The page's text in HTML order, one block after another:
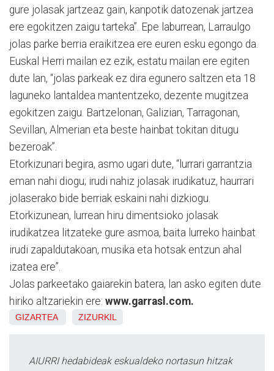
gure jolasak jartzeaz gain, kanpotik datozenak jartzea
ere egokitzen zaigu tarteka”. Epe laburrean, Larraulgo
jolas parke berria eraikitzea ere euren esku egongo da.
Euskal Herri mailan ez ezik, estatu mailan ere egiten
dute lan, “jolas parkeak ez dira egunero saltzen eta 18
laguneko lantaldea mantentzeko, dezente mugitzea
egokitzen zaigu. Bartzelonan, Galizian, Tarragonan,
Sevillan, Almerian eta beste hainbat tokitan ditugu
bezeroak”.
Etorkizunari begira, asmo ugari dute, “lurrari garrantzia
eman nahi diogu; irudi nahiz jolasak irudikatuz, haurrari
jolaserako bide berriak eskaini nahi dizkiogu.
Etorkizunean, lurrean hiru dimentsioko jolasak
irudikatzea litzateke gure asmoa, baita lurreko hainbat
irudi zapaldutakoan, musika eta hotsak entzun ahal
izatea ere”.
Jolas parkeetako gaiarekin batera, lan asko egiten dute
hiriko altzariekin ere: www.garrasl.com.
GIZARTEA ZIZURKIL
AIURRI hedabideak eskualdeko nortasun hitzak